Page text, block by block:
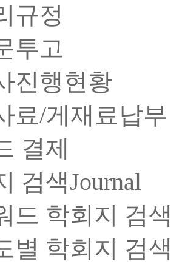
규정
투고
진행현황
료/게재료납부
결제
검색Journal
드 학회지 검색
별 학회지 검색